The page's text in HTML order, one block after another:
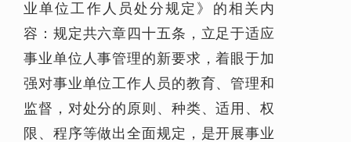
业单位工作人员处分规定》的相关内
容：规定共六章四十五条，立足于适应
事业单位人事管理的新要求，着眼于加
强对事业单位工作人员的教育、管理和
监督，对处分的原则、种类、适用、权
限、程序等做出全面规定，是开展事业